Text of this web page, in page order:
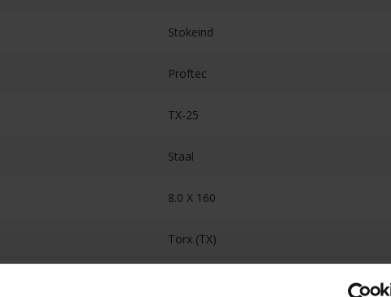
Stokeind
Proftec
TX-25
Staal
8.0 X 160
Torx (TX)